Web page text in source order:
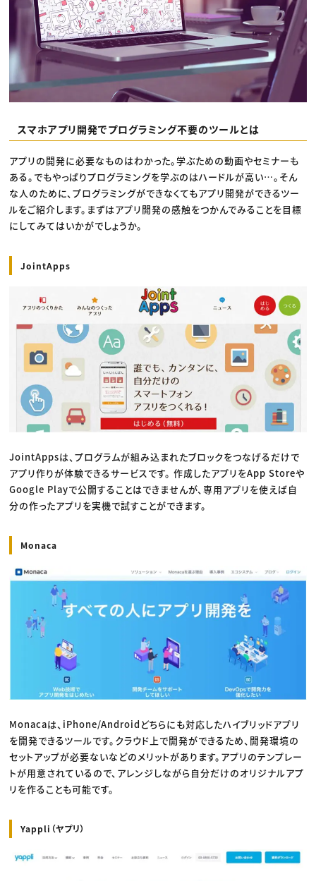
スマホアプリ開発でプログラミング不要のツールとは
アプリの開発に必要なものはわかった。学ぶための動画やセミナーも
ある。でもやっぱりプログラミングを学ぶのはハードルが高い…。そん
な人のために、プログラミングができなくてもアプリ開発ができるツー
ルをご紹介します。まずはアプリ開発の感触をつかんでみることを目標
にしてみてはいかがでしょうか。
JointApps
JointAppsは、プログラムが組み込まれたブロックをつなげるだけで
アプリ作りが体験できるサービスです。 作成したアプリをApp Storeや
Google Playで公開することはできませんが、専用アプリを使えば自
分の作ったアプリを実機で試すことができます。
Monaca
Monacaは、iPhone/Androidどちらにも対応したハイブリッドアプリ
を開発できるツールです。クラウド上で開発ができるため、開発環境の
セットアップが必要ないなどのメリットがあります。アプリのテンプレー
トが用意されているので、アレンジしながら自分だけのオリジナルアプ
リを作ることも可能です。
Yappli（ヤプリ）